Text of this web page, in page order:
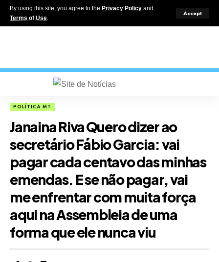
By using this site, you agree to the Privacy Policy and
Terms of Use.
Accept
POLÍTICA MT
Janaina Riva Quero dizer ao
secretário Fábio Garcia: vai
pagar cada centavo das minhas
emendas. E se não pagar, vai
me enfrentar com muita força
aqui na Assembleia de uma
forma que ele nunca viu